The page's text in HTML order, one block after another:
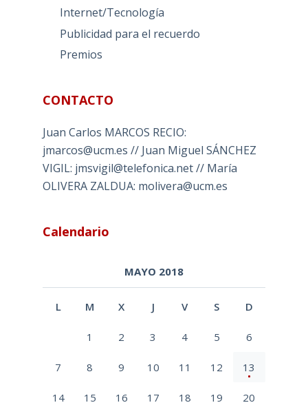
Internet/Tecnología
Publicidad para el recuerdo
Premios
CONTACTO
Juan Carlos MARCOS RECIO:
jmarcos@ucm.es // Juan Miguel SÁNCHEZ
VIGIL: jmsvigil@telefonica.net // María
OLIVERA ZALDUA: molivera@ucm.es
Calendario
MAYO 2018
L M X J V S D
1 2 3 4 5 6
7 8 9 10 11 12 13
14 15 16 17 18 19 20